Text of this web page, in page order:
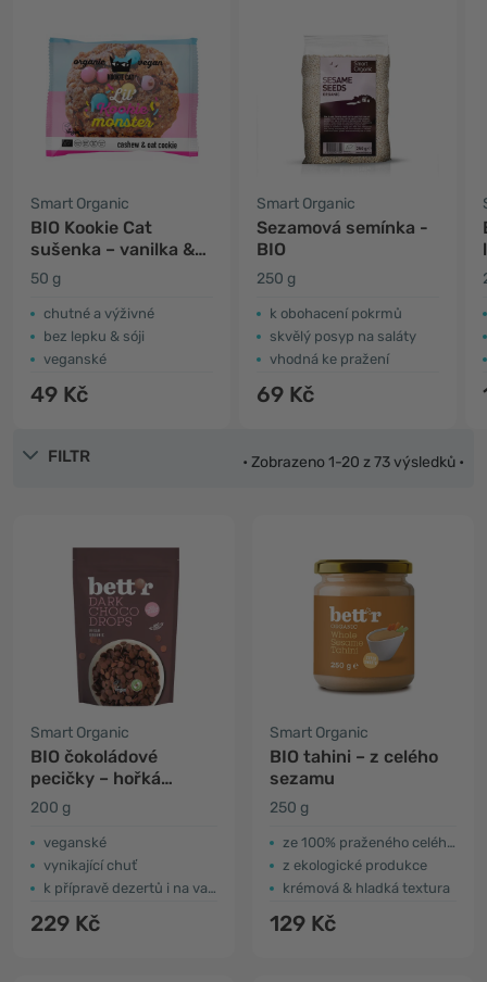
Smart Organic
BIO Kookie Cat
sušenka – vanilka &
lentilky
50 g
chutné a výživné
bez lepku & sóji
veganské
49 Kč
Smart Organic
Sezamová semínka -
BIO
250 g
k obohacení pokrmů
skvělý posyp na saláty
vhodná ke pražení
69 Kč
FILTR • Zobrazeno 1-20 z 73 výsledků •
Smart Organic
BIO čokoládové
pecičky – hořká
čokoláda
200 g
veganské
vynikající chuť
k přípravě dezertů i na vaření
229 Kč
Smart Organic
BIO tahini – z celého
sezamu
250 g
ze 100% praženého celého sezamu
z ekologické produkce
krémová & hladká textura
129 Kč